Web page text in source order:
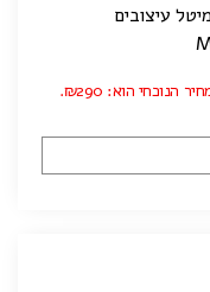
הנוכחי הוא: ₪290.